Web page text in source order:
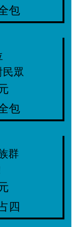
包
眾
包
群
四